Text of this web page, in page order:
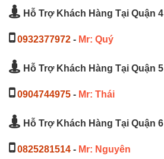
Hỗ Trợ Khách Hàng Tại Quận 4
0932377972 - Mr: Quý
Hỗ Trợ Khách Hàng Tại Quận 5
0904744975 - Mr: Thái
Hỗ Trợ Khách Hàng Tại Quận 6
0825281514 - Mr: Nguyên